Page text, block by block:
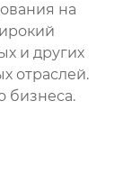
на
и других
отраслей.
бизнеса.